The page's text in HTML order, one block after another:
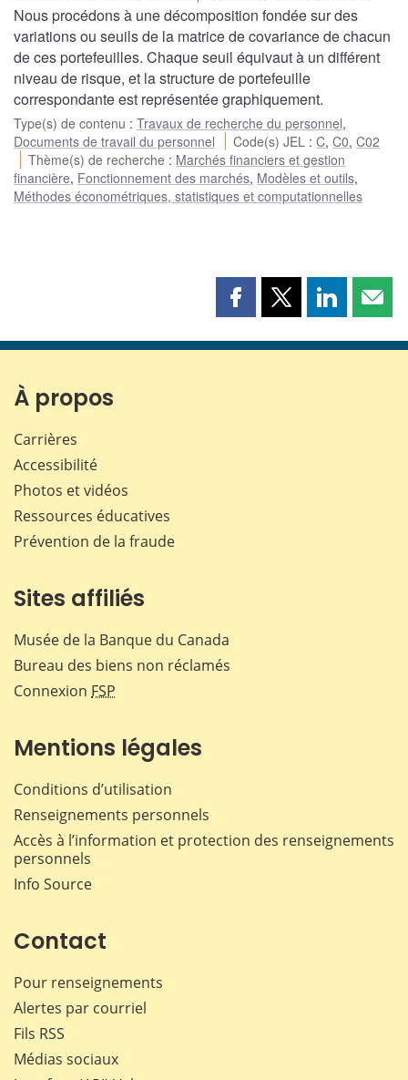
Nous procédons à une décomposition fondée sur des
variations ou seuils de la matrice de covariance de chacun
de ces portefeuilles. Chaque seuil équivaut à un différent
niveau de risque, et la structure de portefeuille
correspondante est représentée graphiquement.
Type(s) de contenu : Travaux de recherche du personnel,
Documents de travail du personnel
Code(s) JEL :C,C0,C02
Thème(s) de recherche : Marchés financiers et gestion
financière, Fonctionnement des marchés, Modèles et outils,
Méthodes économétriques, statistiques et computationnelles
Partager
page
Partager
page
Partager
page page
À propos
Carrières
Accessibilité
Photos et vidéos
Ressources éducatives
Prévention de la fraude
Sites affiliés
Musée de la Banque du Canada
Bureau des biens non réclamés
Connexion FSP
Mentions légales
Conditions d’utilisation
Renseignements personnels
Accès à l’information et protection des renseignements
personnels
Info Source
Contact
Pour renseignements
Alertes par courriel
Fils RSS
Médias sociaux